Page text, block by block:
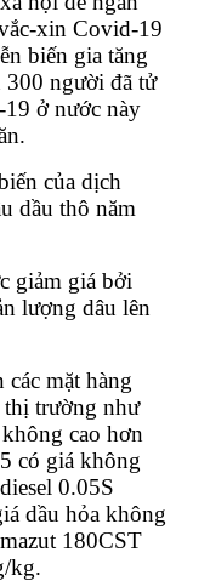
xin Covid-19
biến gia tăng
300 người đã tử
ở nước này
của dịch
dầu thô năm
giảm giá bởi
lượng dâu lên
mặt hàng
thị trường như
cao hơn
có giá không
0.05S
dầu hỏa không
180CST
kg.